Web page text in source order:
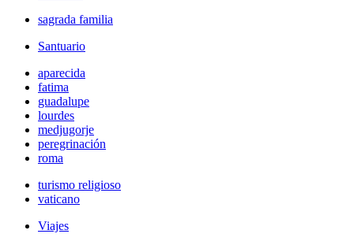
sagrada familia
Santuario
aparecida
fatima
guadalupe
lourdes
medjugorje
peregrinación
roma
turismo religioso
vaticano
Viajes